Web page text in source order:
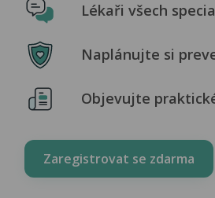
Lékaři všech
Naplánujte si
Objevujte
Zaregistrovat se zdarma